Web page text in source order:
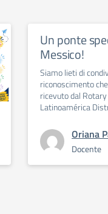
Un ponte
Messico!
Siamo lieti di
riconoscimento
ricevuto dal
Latinoamérica
Oriana
Docente